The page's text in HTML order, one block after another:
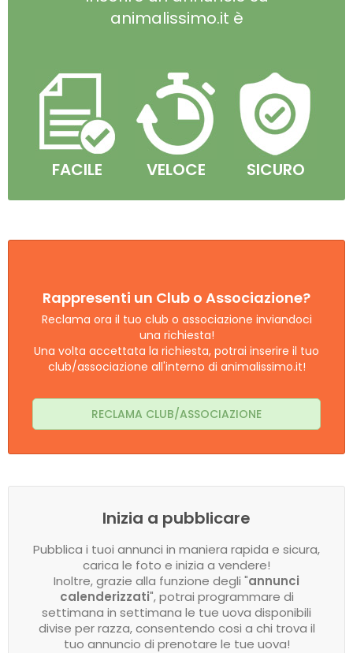
animalissimo.it è
FACILE VELOCE SICURO
Rappresenti un Club o Associazione?
Reclama ora il tuo club o associazione inviandoci
una richiesta!
Una volta accettata la richiesta, potrai inserire il tuo
club/associazione all'interno di animalissimo.it!
RECLAMA CLUB/ASSOCIAZIONE
Inizia a pubblicare
Pubblica i tuoi annunci in maniera rapida e sicura,
carica le foto e inizia a vendere!
Inoltre, grazie alla funzione degli "annunci
calenderizzati", potrai programmare di
settimana in settimana le tue uova disponibili
divise per razza, consentendo cosi a chi trova il
tuo annuncio di prenotare le tue uova!